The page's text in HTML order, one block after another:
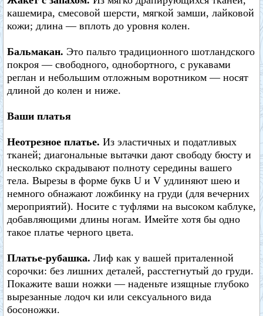
кашемира, смесовой шерсти, мягкой замши, лайковой
кожи; длина — вплоть до уровня колен.
Бальмакан. Это пальто традиционного шотландского
покроя — свободного, однобортного, с рукавами
реглан и небольшим отложным воротником — носят
длиной до колен и ниже.
Ваши платья
Неотрезное платье. Из эластичных и податливых
тканей; диагональные вытачки дают свободу бюсту и
несколько скрадывают полноту середины вашего
тела. Вырезы в форме букв U и V удлиняют шею и
немного обнажают ложбинку на груди (для вечерних
мероприятий). Носите с туфлями на высоком каблуке,
добавляющими длины ногам. Имейте хотя бы одно
такое платье черного цвета.
Платье-рубашка. Лиф как у вашей приталенной
сорочки: без лишних деталей, расстегнутый до груди.
Покажите ваши ножки — наденьте изящные глубоко
вырезанные лодоч ки или сексуального вида
босоножки.